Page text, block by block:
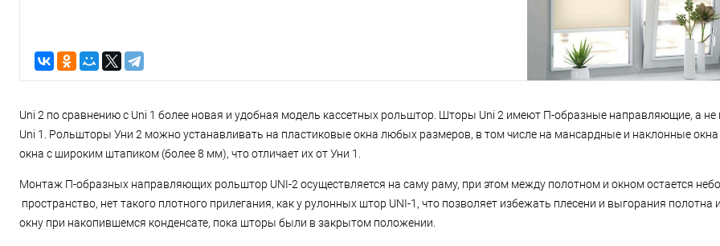
Uni 2 по сравнению с Uni 1 более новая и удобная модель кассетных рольштор. Шторы Uni 2 имеют П-образные направляющие, а не
Uni 1. Рольшторы Уни 2 можно устанавливать на пластиковые окна любых размеров, в том числе на мансардные и наклонные
окна с широким штапиком (более 8 мм), что отличает их от Уни 1.
Монтаж П-образных направляющих рольштор UNI-2 осуществляется на саму раму, при этом между полотном и окном остается
пространство, нет такого плотного прилегания, как у рулонных штор UNI-1, что позволяет избежать плесени и выгорания полотна
окну при накопившемся конденсате, пока шторы были в закрытом положении.